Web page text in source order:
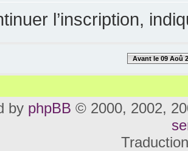
l’inscription,
Avant le 09 Aoû
by phpBB © 2000, 2002,